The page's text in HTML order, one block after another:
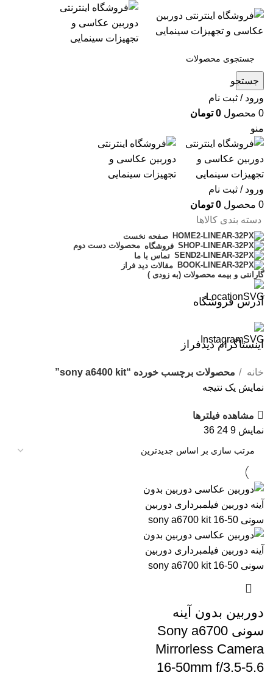
جستجو
ورود / ثبت نام
0 محصول 0 تومان
منو
ورود / ثبت نام
0 محصول 0 تومان
دسته بندی کالاها
صفحه نخست
فروشگاه محصولات دست دوم
تماس با ما
مقالات دید فراز
گارانتی و بیمه محصولات (به زودی )
آدرس فروشگاه
اینستاگرام دیدفراز
خانه
محصولات برچسب خورده “sony a6400 kit”
نمایش یک نتیجه
مشاهده فیلترها
نمایش 9
24
36
دوربین بدون آینه
سونی Sony a6700
Mirrorless Camera
16-50mm f/3.5-5.6